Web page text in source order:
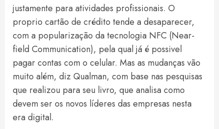
justamente para atividades profissionais. O
proprio cartão de crédito tende a desaparecer,
com a popularização da tecnologia NFC (Near-
field Communication), pela qual já é possivel
pagar contas com o celular. Mas as mudanças vão
muito além, diz Qualman, com base nas pesquisas
que realizou para seu livro, que analisa como
devem ser os novos líderes das empresas nesta
era digital.